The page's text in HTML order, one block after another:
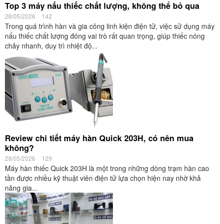
Top 3 máy nấu thiếc chất lượng, không thể bỏ qua
28/05/2026 142
Trong quá trình hàn và gia công linh kiện điện tử, việc sử dụng máy
nấu thiếc chất lượng đóng vai trò rất quan trọng, giúp thiếc nóng
chảy nhanh, duy trì nhiệt độ...
Review chi tiết máy hàn Quick 203H, có nên mua
không?
28/05/2026 129
Máy hàn thiếc Quick 203H là một trong những dòng trạm hàn cao
tần được nhiều kỹ thuật viên điện tử lựa chọn hiện nay nhờ khả
năng gia...